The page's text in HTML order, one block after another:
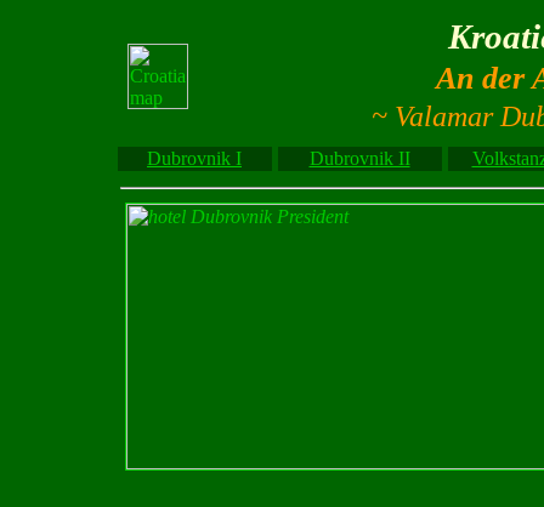
An der
~ Valamar
Dubrovnik I Dubrovnik II